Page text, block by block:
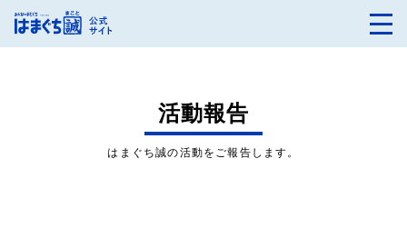
活動報告
はまぐち誠の活動をご報告します。